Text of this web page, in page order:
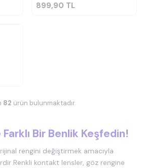
899,90 TL
82 ürün bulunmaktadır.
Bir Benlik Keşfedin!
rengini değiştirmek amacıyla
Renkli kontakt lensler, göz rengine